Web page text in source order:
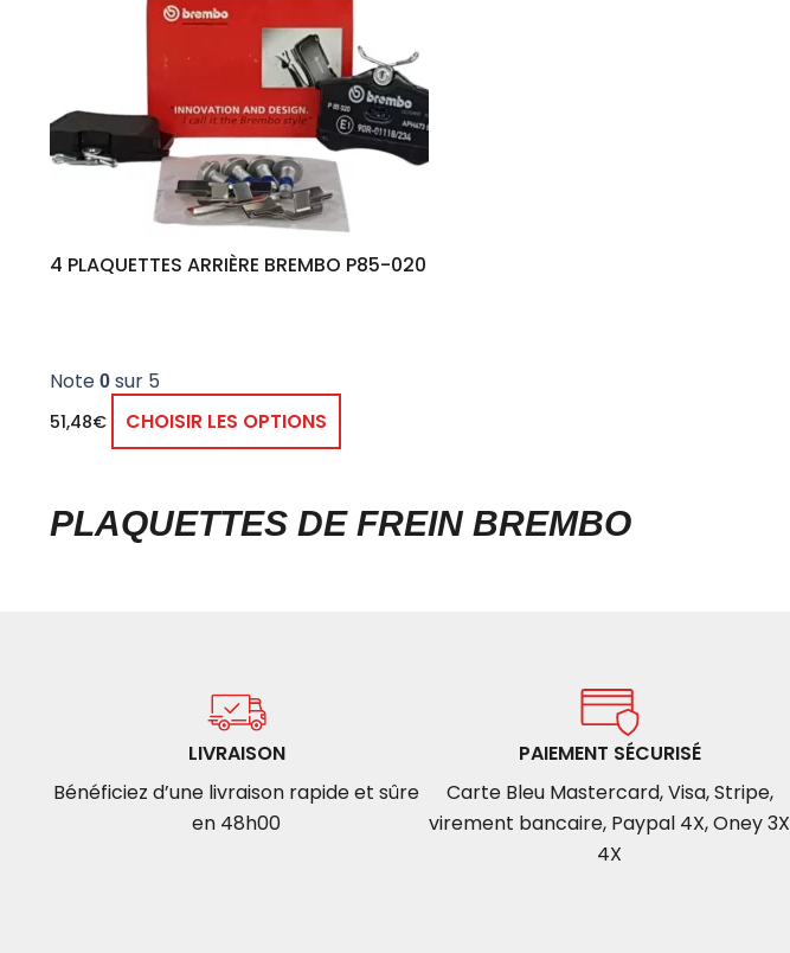
4 PLAQUETTES ARRIÈRE BREMBO P85-020
Note 0 sur 5
51,48€ CHOISIR LES OPTIONS
PLAQUETTES DE FREIN BREMBO
LIVRAISON
Bénéficiez d’une livraison rapide et sûre
en 48h00
PAIEMENT SÉCURISÉ
Carte Bleu Mastercard, Visa, Stripe,
virement bancaire, Paypal 4X, Oney 3X
4X